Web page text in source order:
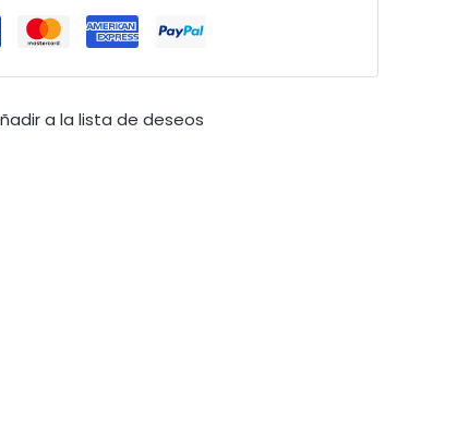
a la lista de deseos